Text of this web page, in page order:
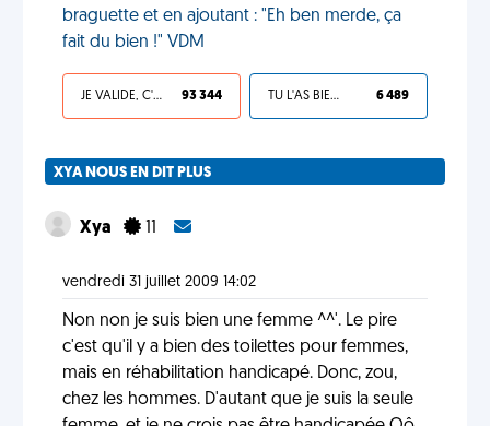
braguette et en ajoutant : "Eh ben merde, ça
fait du bien !" VDM
JE VALIDE, C'EST UNE VDM 93 344 TU L'AS BIEN MÉRITÉ 6 489
XYA NOUS EN DIT PLUS
Xya
vendredi 31 juillet 2009 14:02
Non non je suis bien une femme ^^'. Le pire
c'est qu'il y a bien des toilettes pour femmes,
mais en réhabilitation handicapé. Donc, zou,
chez les hommes. D'autant que je suis la seule